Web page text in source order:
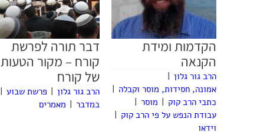
הקדמות ומידת
הקנאה
הרב גור גלון
אמונה, חסידות, מוסר וקבלה
כתבי הרב קוק
מוסר
עבודת הנפש על פי הרב קוק
וידאו
דבר תורה לפרשת
קורח – מקור הטעות
של קורח
הרב גור גלון פרשת שבוע
במדבר
מאמרים